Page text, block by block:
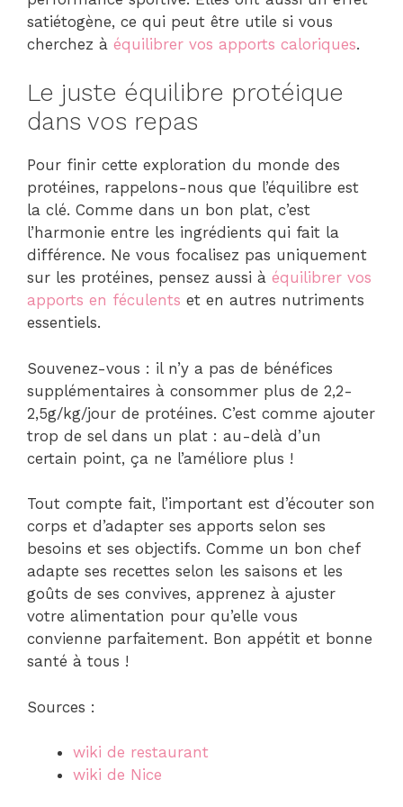
satiétogène, ce qui peut être utile si vous
cherchez à équilibrer vos apports caloriques.
Le juste équilibre protéique
dans vos repas
Pour finir cette exploration du monde des
protéines, rappelons-nous que l’équilibre est
la clé. Comme dans un bon plat, c’est
l’harmonie entre les ingrédients qui fait la
différence. Ne vous focalisez pas uniquement
sur les protéines, pensez aussi à équilibrer vos
apports en féculents et en autres nutriments
essentiels.
Souvenez-vous : il n’y a pas de bénéfices
supplémentaires à consommer plus de 2,2-
2,5g/kg/jour de protéines. C’est comme ajouter
trop de sel dans un plat : au-delà d’un
certain point, ça ne l’améliore plus !
Tout compte fait, l’important est d’écouter son
corps et d’adapter ses apports selon ses
besoins et ses objectifs. Comme un bon chef
adapte ses recettes selon les saisons et les
goûts de ses convives, apprenez à ajuster
votre alimentation pour qu’elle vous
convienne parfaitement. Bon appétit et bonne
santé à tous !
Sources :
wiki de restaurant
wiki de Nice